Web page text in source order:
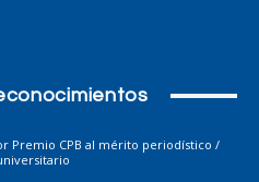
Premio CPB al mérito periodístico /